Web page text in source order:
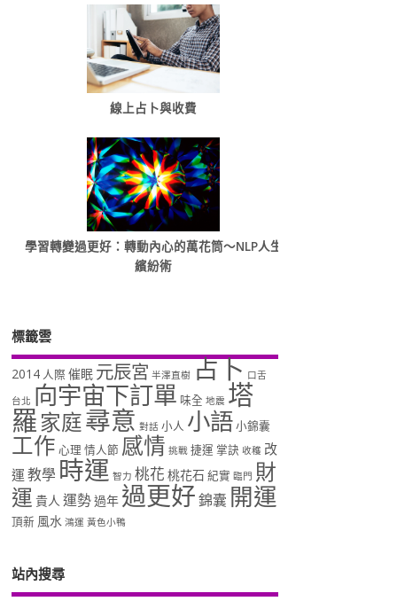
線上占卜與收費
學習轉變過更好：轉動內心的萬花筒～NLP人生
繽紛術
標籤雲
2014 人際 催眠 元辰宮 半澤直樹 占卜 口舌
台北 向宇宙下訂單 味全 地震 塔
羅家庭尋意 對話 小人 小語 小錦囊
工作 心理 情人節 感情 挑戰 捷運 掌訣 收穫 改
運 教學 時運 智力 桃花 桃花石 紀實 臨門 財
運 貴人 運勢過年 過更好錦囊 開運
頂新 風水 鴻運 黃色小鴨
站內搜尋